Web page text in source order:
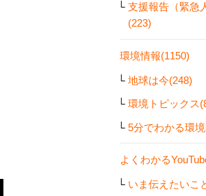
支援報告（緊急
(223)
環境情報(1150)
地球は今(248)
環境トピックス
5分でわかる環
よくわかる
いま伝えたいこ